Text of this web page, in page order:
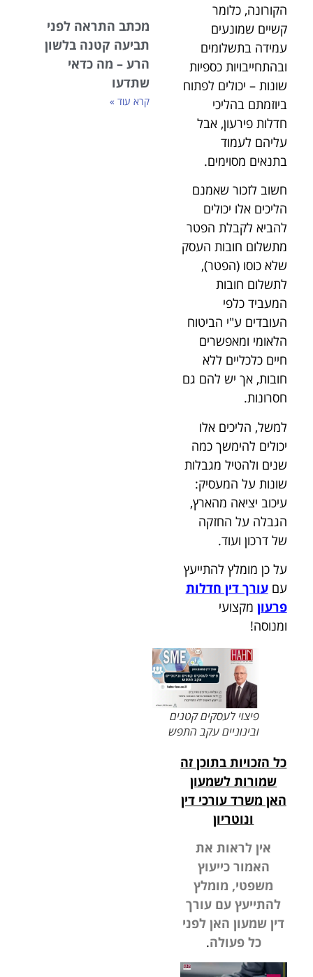
הקורונה, כלומר
קשיים שמונעים
עמידה בתשלומים
ובהתחייבויות כספיות
שונות – יכולים לפתוח
ביוזמתם בהליכי
חדלות פירעון, אבל
עליהם לעמוד
בתנאים מסוימים.
חשוב לזכור שאמנם
הליכים אלו יכולים
להביא לקבלת הפטר
מתשלום חובות העסק
שלא כוסו (הפטר),
לתשלום חובות
המעביד כלפי
העובדים ע"י הביטוח
הלאומי ומאפשרים
חיים כלכליים ללא
חובות, אך יש להם גם
חסרונות.
למשל, הליכים אלו
יכולים להימשך כמה
שנים ולהטיל מגבלות
שונות על המעסיק:
עיכוב יציאה מהארץ,
הגבלה על החזקה
של דרכון ועוד.
על כן מומלץ להתייעץ
עםעורך דין חדלות
פרעון מקצועי
ומנוסה!
פיצוי לעסקים קטנים
ובינוניים עקב התפש
כל הזכויות בתוכן זה
שמורות לשמעון
האן משרד עורכי דין
ונוטריון
אין לראות את
האמור כייעוץ
משפטי, מומלץ
להתייעץ עם עורך
דין שמעון האן לפני
כל פעולה.
מכתב התראה לפני
תביעה קטנה בלשון
הרע – מה כדאי
שתדעו
קרא עוד »